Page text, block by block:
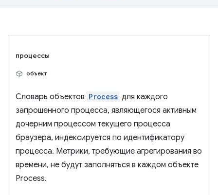
процессы
объект
Словарь объектов Process для каждого
запрошенного процесса, являющегося активным
дочерним процессом текущего процесса
браузера, индексируется по идентификатору
процесса. Метрики, требующие агрегирования во
времени, не будут заполняться в каждом объекте
Process.